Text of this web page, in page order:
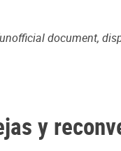
document,
y